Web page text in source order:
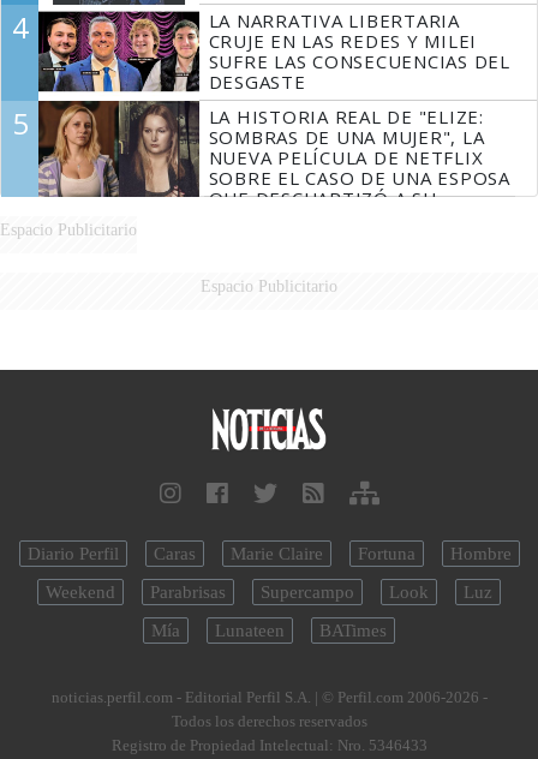
4
LA NARRATIVA LIBERTARIA
CRUJE EN LAS REDES Y MILEI
SUFRE LAS CONSECUENCIAS DEL
DESGASTE
5
LA HISTORIA REAL DE "ELIZE:
SOMBRAS DE UNA MUJER", LA
NUEVA PELÍCULA DE NETFLIX
SOBRE EL CASO DE UNA ESPOSA
QUE DESCUARTIZÓ A SU
Espacio Publicitario
Espacio Publicitario
Diario Perfil Caras Marie Claire Fortuna
Hombre
Weekend
Parabrisas Supercampo Look
Luz
Mía
Lunateen BATimes
noticias.perfil.com - Editorial Perfil S.A. | © Perfil.com 2006-2026 -
Todos los derechos reservados
Registro de Propiedad Intelectual: Nro. 5346433